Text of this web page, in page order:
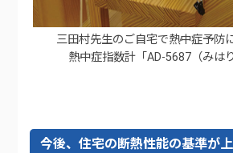
三田村先生のご自宅で熱中症予防
熱中症指数計「AD-5687（みは
今後、住宅の断熱性能の基準が